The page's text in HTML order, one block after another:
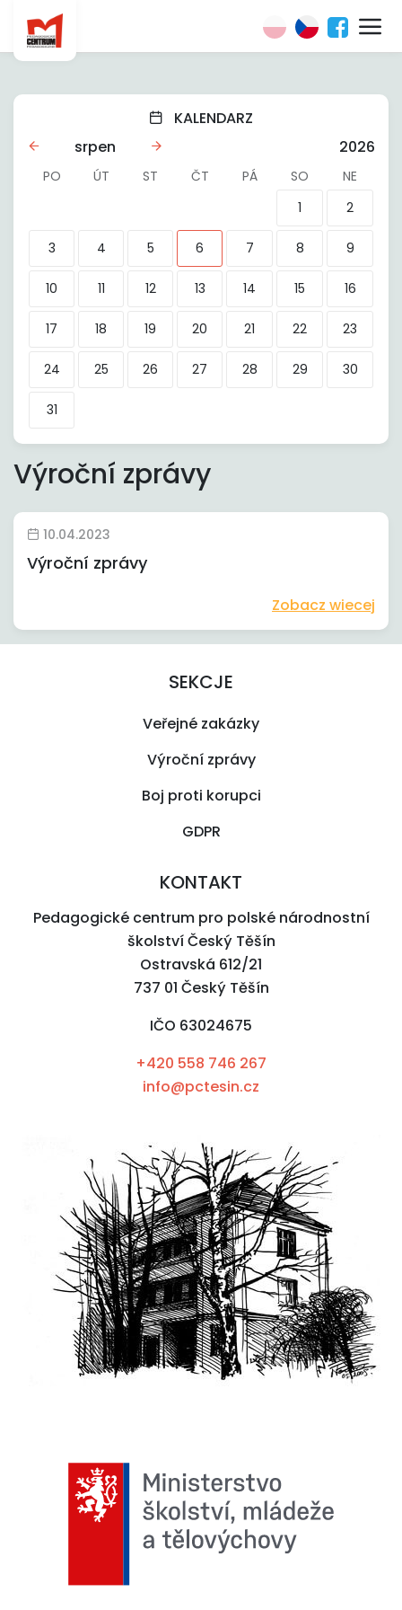
KALENDARZ
srpen
2026
PO ÚT ST ČT PÁ SO
NE
1
2
3 4 5 6 7 8 9
10 11 12 13 14 15 16
17 18 19 20 21 22 23
24 25 26 27 28 29 30
31
Výroční zprávy
10.04.2023
Výroční zprávy
Zobacz wiecej
SEKCJE
Veřejné zakázky
Výroční zprávy
Boj proti korupci
GDPR
KONTAKT
Pedagogické centrum pro polské národnostní
školství Český Těšín
Ostravská 612/21
737 01 Český Těšín
IČO 63024675
+420 558 746 267
info@pctesin.cz